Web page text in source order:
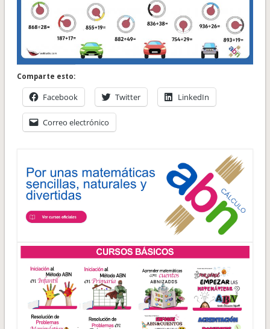
Comparte esto:
Facebook Twitter LinkedIn
Correo electrónico